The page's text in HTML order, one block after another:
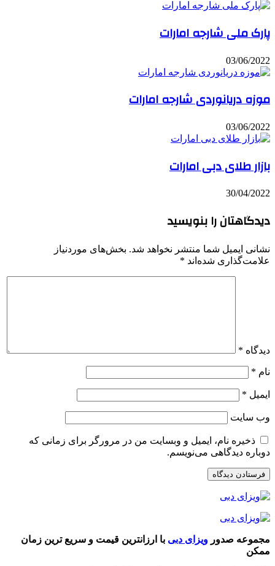
پارک ملی شارجه امارات
03/06/2022
موزه دریانوردی شارجه امارات
03/06/2022
بازار طلای دبی امارات
30/04/2022
دیدگاهتان را بنویسید
نشانی ایمیل شما منتشر نخواهد شد. بخش‌های موردنیاز
علامت‌گذاری شده‌اند *
دیدگاه *
نام *
ایمیل *
وب‌ سایت
ذخیره نام، ایمیل و وبسایت من در مرورگر برای زمانی که
دوباره دیدگاهی می‌نویسم.
مجموعه صدور ویزای دبی با ارزانترین قیمت و سریع ترین زمان
ممکن